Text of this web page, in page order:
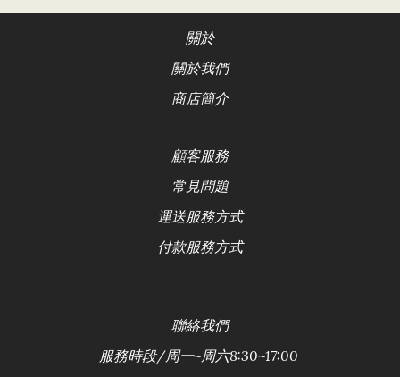
關於
關於我們
商店簡介
顧客服務
常見問題
運送服務方式
付款服務方式
聯絡我們
服務時段/周一~周六8:30~17:00